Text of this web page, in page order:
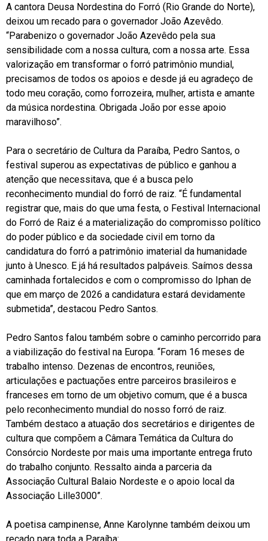
A cantora Deusa Nordestina do Forró (Rio Grande do Norte),
deixou um recado para o governador João Azevêdo.
“Parabenizo o governador João Azevêdo pela sua
sensibilidade com a nossa cultura, com a nossa arte. Essa
valorização em transformar o forró patrimônio mundial,
precisamos de todos os apoios e desde já eu agradeço de
todo meu coração, como forrozeira, mulher, artista e amante
da música nordestina. Obrigada João por esse apoio
maravilhoso”.
Para o secretário de Cultura da Paraíba, Pedro Santos, o
festival superou as expectativas de público e ganhou a
atenção que necessitava, que é a busca pelo
reconhecimento mundial do forró de raiz. “É fundamental
registrar que, mais do que uma festa, o Festival Internacional
do Forró de Raiz é a materialização do compromisso político
do poder público e da sociedade civil em torno da
candidatura do forró a patrimônio imaterial da humanidade
junto à Unesco. E já há resultados palpáveis. Saímos dessa
caminhada fortalecidos e com o compromisso do Iphan de
que em março de 2026 a candidatura estará devidamente
submetida”, destacou Pedro Santos.
Pedro Santos falou também sobre o caminho percorrido para
a viabilização do festival na Europa. “Foram 16 meses de
trabalho intenso. Dezenas de encontros, reuniões,
articulações e pactuações entre parceiros brasileiros e
franceses em torno de um objetivo comum, que é a busca
pelo reconhecimento mundial do nosso forró de raiz.
Também destaco a atuação dos secretários e dirigentes de
cultura que compõem a Câmara Temática da Cultura do
Consórcio Nordeste por mais uma importante entrega fruto
do trabalho conjunto. Ressalto ainda a parceria da
Associação Cultural Balaio Nordeste e o apoio local da
Associação Lille3000”.
A poetisa campinense, Anne Karolynne também deixou um